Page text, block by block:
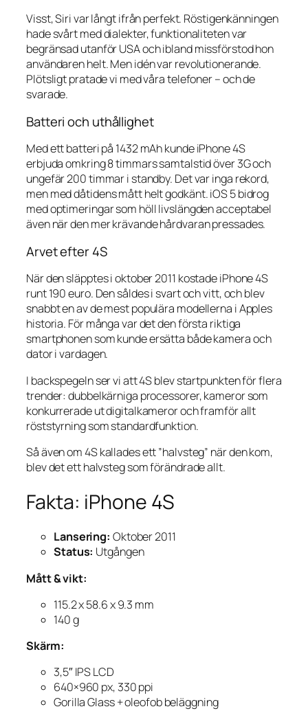
Visst, Siri var långt ifrån perfekt. Röstigenkänningen
hade svårt med dialekter, funktionaliteten var
begränsad utanför USA och ibland missförstod hon
användaren helt. Men idén var revolutionerande.
Plötsligt pratade vi med våra telefoner – och de
svarade.
Batteri och uthållighet
Med ett batteri på 1432 mAh kunde iPhone 4S
erbjuda omkring 8 timmars samtalstid över 3G och
ungefär 200 timmar i standby. Det var inga rekord,
men med dåtidens mått helt godkänt. iOS 5 bidrog
med optimeringar som höll livslängden acceptabel
även när den mer krävande hårdvaran pressades.
Arvet efter 4S
När den släpptes i oktober 2011 kostade iPhone 4S
runt 190 euro. Den såldes i svart och vitt, och blev
snabbt en av de mest populära modellerna i Apples
historia. För många var det den första riktiga
smartphonen som kunde ersätta både kamera och
dator i vardagen.
I backspegeln ser vi att 4S blev startpunkten för flera
trender: dubbelkärniga processorer, kameror som
konkurrerade ut digitalkameror och framför allt
röststyrning som standardfunktion.
Så även om 4S kallades ett ”halvsteg” när den kom,
blev det ett halvsteg som förändrade allt.
Fakta: iPhone 4S
Lansering: Oktober 2011
Status: Utgången
Mått & vikt:
115.2 x 58.6 x 9.3 mm
140 g
Skärm:
3,5″ IPS LCD
640×960 px, 330 ppi
Gorilla Glass + oleofob beläggning